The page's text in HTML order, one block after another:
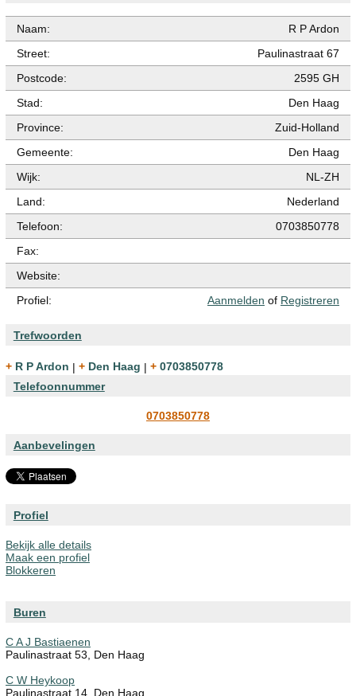
Naam:
R P Ardon
Street:
Paulinastraat 67
Postcode:
2595 GH
Stad:
Den Haag
Province:
Zuid-Holland
Gemeente:
Den Haag
Wijk:
NL-ZH
Land:
Nederland
Telefoon:
0703850778
Fax:
Website:
Profiel:
Aanmelden of Registreren
Trefwoorden
+ R P Ardon | + Den Haag |
+ 0703850778
Telefoonnummer
0703850778
Aanbevelingen
Profiel
Bekijk alle details
Maak een profiel
Blokkeren
Buren
C A J Bastiaenen
Paulinastraat 53, Den Haag
C W Heykoop
Paulinastraat 14, Den Haag